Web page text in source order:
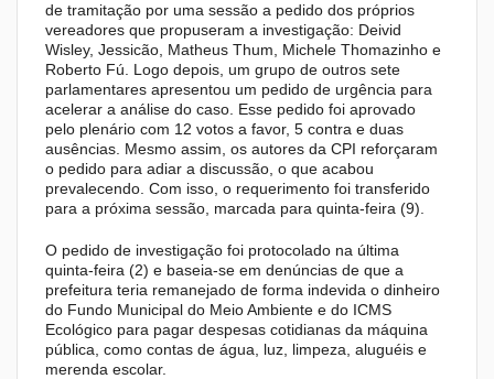
de tramitação por uma sessão a pedido dos próprios
vereadores que propuseram a investigação: Deivid
Wisley, Jessicão, Matheus Thum, Michele Thomazinho e
Roberto Fú. Logo depois, um grupo de outros sete
parlamentares apresentou um pedido de urgência para
acelerar a análise do caso. Esse pedido foi aprovado
pelo plenário com 12 votos a favor, 5 contra e duas
ausências. Mesmo assim, os autores da CPI reforçaram
o pedido para adiar a discussão, o que acabou
prevalecendo. Com isso, o requerimento foi transferido
para a próxima sessão, marcada para quinta-feira (9).
O pedido de investigação foi protocolado na última
quinta-feira (2) e baseia-se em denúncias de que a
prefeitura teria remanejado de forma indevida o dinheiro
do Fundo Municipal do Meio Ambiente e do ICMS
Ecológico para pagar despesas cotidianas da máquina
pública, como contas de água, luz, limpeza, aluguéis e
merenda escolar.